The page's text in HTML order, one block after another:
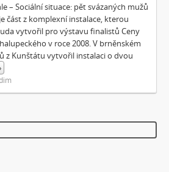
– Sociální situace: pět svázaných mužů
část z komplexní instalace, kterou
vytvořil pro výstavu finalistů Ceny
v roce 2008. V brněnském
z Kunštátu vytvořil instalaci o dvou